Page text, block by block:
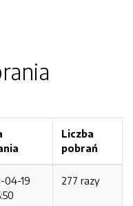
Liczba
pobrań
04-19
277 razy